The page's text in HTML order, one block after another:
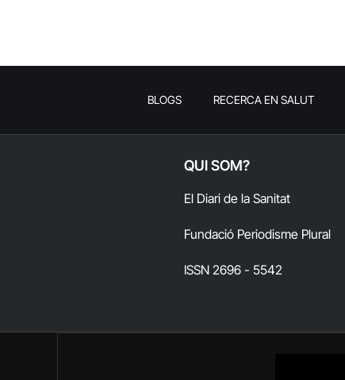
BLOGS RECERCA EN SALUT
QUI SOM?
El Diari de la Sanitat
Fundació Periodisme Plural
ISSN 2696 - 5542